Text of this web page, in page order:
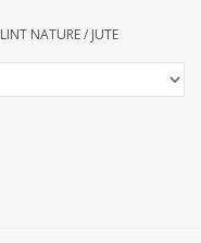
LINT NATURE / JUTE